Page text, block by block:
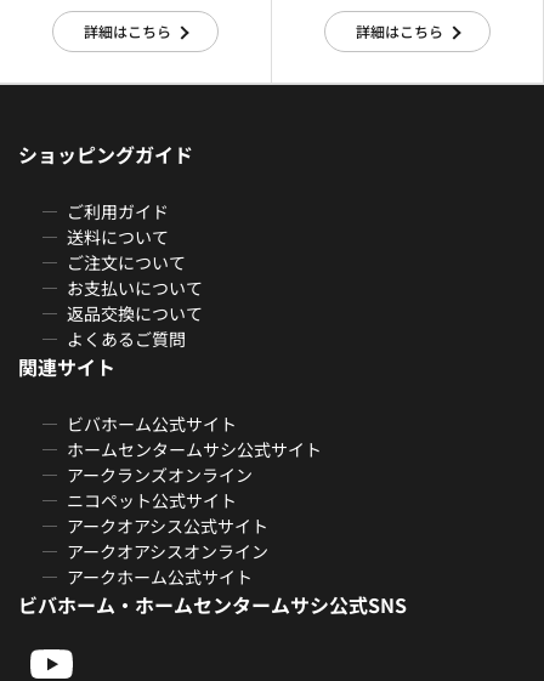
詳細はこちら 詳細はこちら
ショッピングガイド
ご利用ガイド
送料について
ご注文について
お支払いについて
返品交換について
よくあるご質問
関連サイト
ビバホーム公式サイト
ホームセンタームサシ公式サイト
アークランズオンライン
ニコペット公式サイト
アークオアシス公式サイト
アークオアシスオンライン
アークホーム公式サイト
ビバホーム・ホームセンタームサシ公式SNS